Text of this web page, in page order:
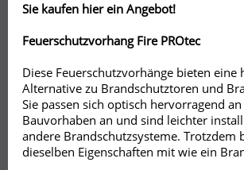
Sie kaufen hier ein Angebot!
Feuerschutzvorhang Fire PROtec
Diese Feuerschutzvorhänge bieten eine
Alternative zu Brandschutztoren und
Sie passen sich optisch hervorragend an
Bauvorhaben an und sind leichter
andere Brandschutzsysteme. Trotzdem
dieselben Eigenschaften mit wie ein